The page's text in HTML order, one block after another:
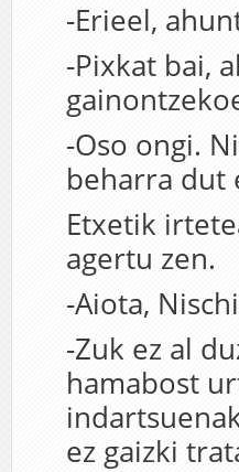
-Erieel,
-Pixkat bai,
-Oso ongi.
beharra dut
Etxetik
agertu zen.
-Aiota,
-Zuk ez al
hamabost
ez gaizki